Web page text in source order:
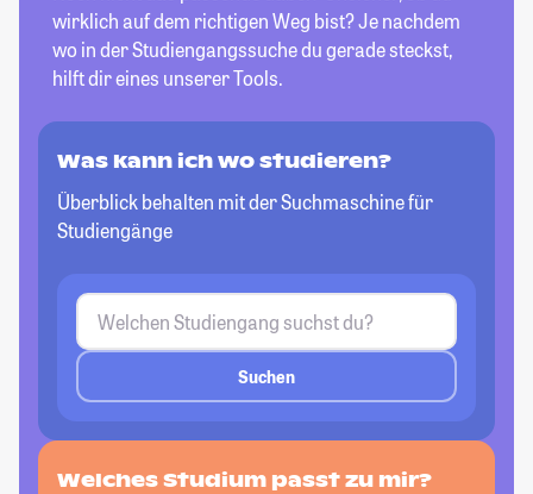
wirklich auf dem richtigen Weg bist? Je nachdem
wo in der Studiengangssuche du gerade steckst,
hilft dir eines unserer Tools.
Was kann ich wo studieren?
Überblick behalten mit der Suchmaschine für
Studiengänge
Suchen
Welches Studium passtzu mir?